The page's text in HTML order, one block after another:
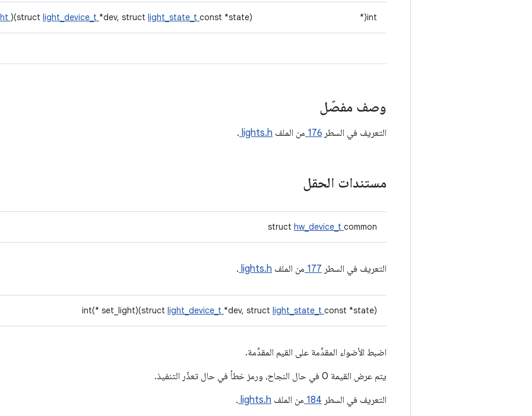
int(*
)(struct light_device_t *dev, struct light_state_t const *state)
وصف مفصّل
التعريف في السطر 176 من الملف lights.h
.
مستندات الحقل
struct hw_device_t common
التعريف في السطر 177 من الملف lights.h
.
int(* set_light)(struct light_device_t *dev, struct light_state_t const *state)
اضبط الأضواء المقدَّمة على القيم المقدَّمة.
يتم عرض القيمة 0 في حال النجاح، ورمز خطأ في حال تعذّر التنفيذ.
التعريف في السطر 184 من الملف lights.h
.